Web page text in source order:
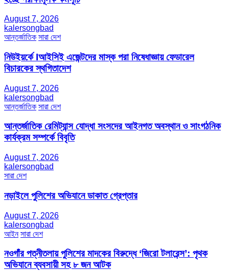
August 7, 2026
kalersongbad
আন্তর্জাতিক সারা দেশ
নিউইয়র্কে Iআইসিই এজেন্টদের মাস্ক পরা নিষেধাজ্ঞায় ফেডারেল
বিচারকের স্থগিতাদেশ
August 7, 2026
kalersongbad
আন্তর্জাতিক সারা দেশ
আন্তর্জাতিক রেমিট্যান্স যোদ্ধা সংসদের আইনগত অবস্থান ও সাংগঠনিক
কার্যক্রম সম্পর্কে বিবৃতি
August 7, 2026
kalersongbad
সারা দেশ
নড়াইলে পুলিশের অভিযানে ডাকাত গ্রেপ্তার
August 7, 2026
kalersongbad
আইন সারা দেশ
নওগাঁর পত্নীতলায় পুলিশের মাদকের বিরুদ্ধে ‘জিরো টলারেন্স’: পৃথক
অভিযানে ব্যবসায়ী সহ ৮ জন আটক